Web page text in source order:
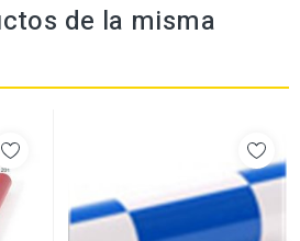
de la misma